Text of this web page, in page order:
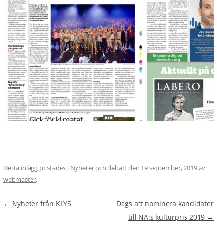
Detta inlägg postades i Nyheter och debattden 19 september, 2019av
webmaster.
Inläggsnavigering
← Nyheter från KLYS
Dags att nominera kandidater
till NA:s kulturpris 2019 →